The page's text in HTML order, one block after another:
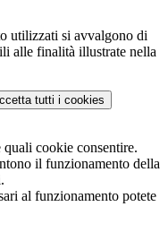
utilizzati si avvalgono di
alle finalità illustrate nella
tutti i cookies
quali cookie consentire.
il funzionamento della
al funzionamento potete